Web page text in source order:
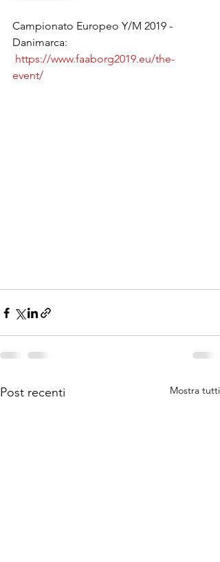
Campionato Europeo Y/M 2019 -
Danimarca:
https://www.faaborg2019.eu/the-
event/
Post recenti Mostra tutti